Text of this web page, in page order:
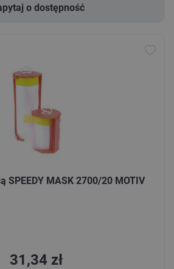
o dostępność
SPEEDY MASK 2700/20 MOTIV
31,34 zł